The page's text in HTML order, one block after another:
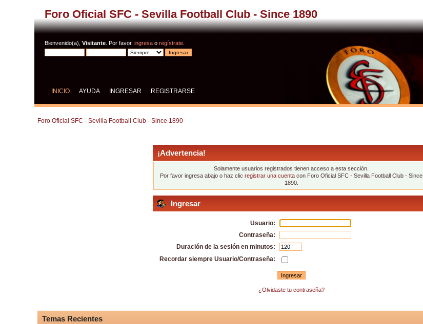
Foro Oficial SFC - Sevilla Football Club - Since 1890
Bienvenido(a),Visitante . Por favor,ingresa oregístrate
INICIO AYUDA INGRESAR REGISTRARSE
Foro Oficial SFC - Sevilla Football Club - Since 1890
¡Advertencia!
Solamente usuarios registrados tienen acceso a esta sección.
Por favor ingresa abajo o haz clicregistrar una cuenta con Foro Oficial SFC - Sevilla Football Club - Since
1890.
Ingresar
Usuario:
Contraseña:
Duración de la sesión en minutos:
Recordar siempre Usuario/Contraseña:
¿Olvidaste tu contraseña?
Temas Recientes